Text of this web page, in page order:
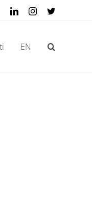
FacebookLinkedInInstagram
X
EN